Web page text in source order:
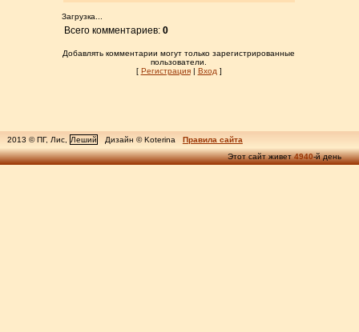
Загрузка...
Всего комментариев:0
Добавлять комментарии могут только зарегистрированные
пользователи.
[ Регистрация| Вход ]
2013 © ПГ, Лис, Леший Дизайн © Koterina
Правила сайта
Этот сайт живет4940-й день